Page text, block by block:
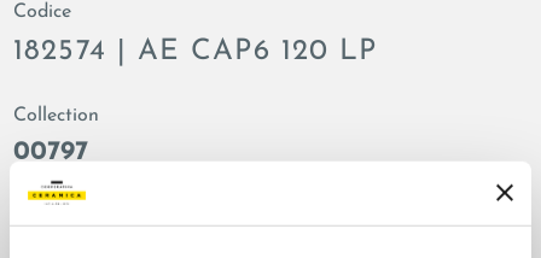
Codice
182574 | AE CAP6 120 LP
Collection
00797
Colors:
White
honed